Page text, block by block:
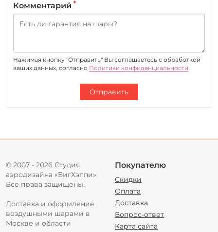
Комментарий *
Нажимая кнопку "Отправить" Вы соглашаетесь c обработкой
ваших данных, согласно Политики конфиденциальности.
Отправить
© 2007 - 2026 Студия
аэродизайна «БигХэппи».
Все права защищены.
Доставка и оформление
воздушными шарами в
Москве и области
Покупателю
Скидки
Оплата
Доставка
Вопрос-ответ
Карта сайта